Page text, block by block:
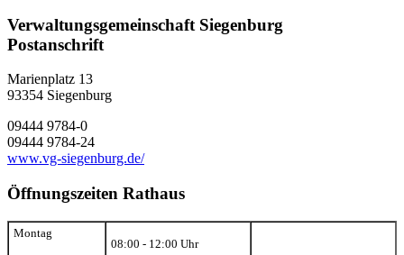
Verwaltungsgemeinschaft Siegenburg
Postanschrift
Marienplatz 13
93354 Siegenburg
09444 9784-0
09444 9784-24
www.vg-siegenburg.de/
Öffnungszeiten Rathaus
Montag
08:00 - 12:00 Uhr